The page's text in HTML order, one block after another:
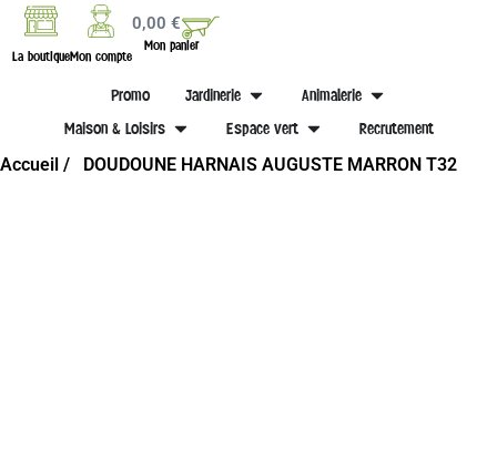
La boutiqueMon compte
0,00€
Mon panier
Promo Jardinerie
Animalerie
Maison & Loisirs
Espace vert Recrutement
Accueil / DOUDOUNE HARNAIS AUGUSTE MARRON T32